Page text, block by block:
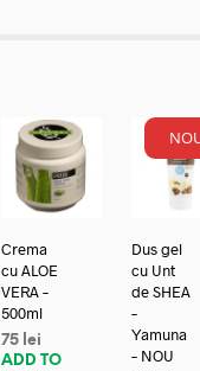
Crema
cu ALOE
VERA –
500ml
75 lei
ADD TO
Dus gel
cu Unt
de SHEA
–
Yamuna
– NOU